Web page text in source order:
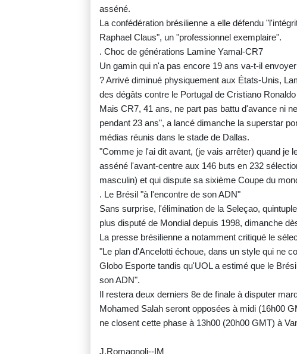
asséné.
La confédération brésilienne a elle défendu
Raphael Claus", un "professionnel exemplaire".
. Choc de générations Lamine Yamal-CR7
Un gamin qui n'a pas encore 19 ans va-t-il
? Arrivé diminué physiquement aux États-Unis,
des dégâts contre le Portugal de Cristiano
Mais CR7, 41 ans, ne part pas battu d'avance ni
pendant 23 ans", a lancé dimanche la superstar
médias réunis dans le stade de Dallas.
"Comme je l'ai dit avant, (je vais arrêter) quand je
asséné l'avant-centre aux 146 buts en 232
masculin) et qui dispute sa sixième Coupe du
. Le Brésil "à l'encontre de son ADN"
Sans surprise, l'élimination de la Seleçao,
plus disputé de Mondial depuis 1998, dimanche
La presse brésilienne a notamment critiqué le
"Le plan d'Ancelotti échoue, dans un style qui ne
Globo Esporte tandis qu'UOL a estimé que le
son ADN".
Il restera deux derniers 8e de finale à disputer
Mohamed Salah seront opposées à midi (16h00
ne closent cette phase à 13h00 (20h00 GMT) à
J.Romagnoli--IM